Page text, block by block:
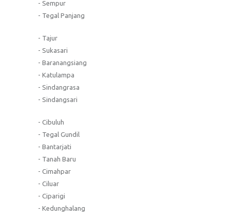
- Sempur
- Tegal Panjang
- Tajur
- Sukasari
- Baranangsiang
- Katulampa
- Sindangrasa
- Sindangsari
- Cibuluh
- Tegal Gundil
- Bantarjati
- Tanah Baru
- Cimahpar
- Ciluar
- Ciparigi
- Kedunghalang